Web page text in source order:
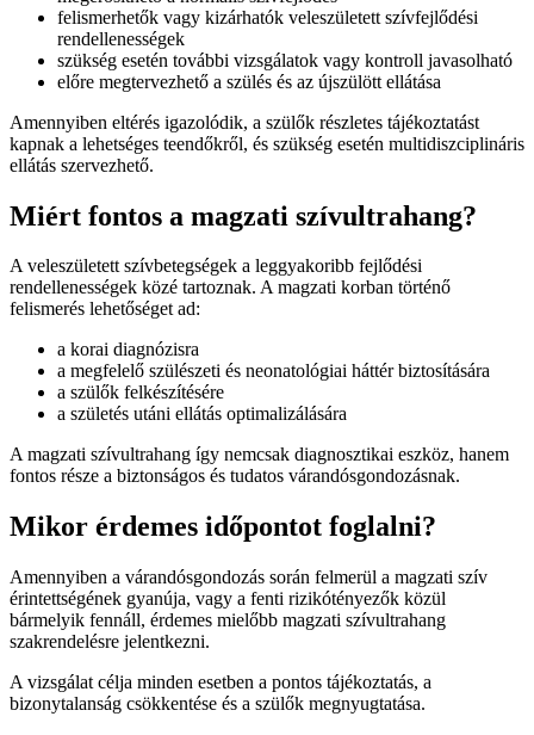
felismerhetők vagy kizárhatók veleszületett szívfejlődési
rendellenességek
szükség esetén további vizsgálatok vagy kontroll javasolható
előre megtervezhető a szülés és az újszülött ellátása
Amennyiben eltérés igazolódik, a szülők részletes tájékoztatást
kapnak a lehetséges teendőkről, és szükség esetén multidiszciplináris
ellátás szervezhető.
Miért fontos a magzati szívultrahang?
A veleszületett szívbetegségek a leggyakoribb fejlődési
rendellenességek közé tartoznak. A magzati korban történő
felismerés lehetőséget ad:
a korai diagnózisra
a megfelelő szülészeti és neonatológiai háttér biztosítására
a szülők felkészítésére
a születés utáni ellátás optimalizálására
A magzati szívultrahang így nemcsak diagnosztikai eszköz, hanem
fontos része a biztonságos és tudatos várandósgondozásnak.
Mikor érdemes időpontot foglalni?
Amennyiben a várandósgondozás során felmerül a magzati szív
érintettségének gyanúja, vagy a fenti rizikótényezők közül
bármelyik fennáll, érdemes mielőbb magzati szívultrahang
szakrendelésre jelentkezni.
A vizsgálat célja minden esetben a pontos tájékoztatás, a
bizonytalanság csökkentése és a szülők megnyugtatása.